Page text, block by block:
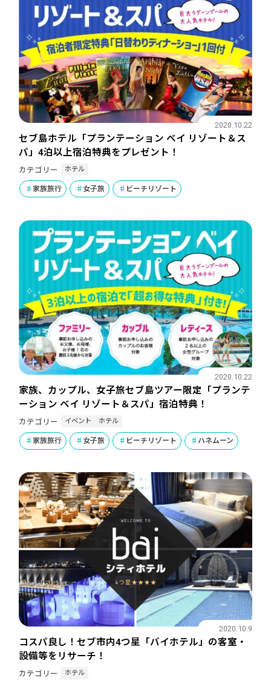
セブ島ホテル「プランテーション ベイ リゾート＆ス
パ」4泊以上宿泊特典をプレゼント！
2020.10.22
カテゴリー ホテル
家族旅行 女子旅 ビーチリゾート
家族、カップル、女子旅セブ島ツアー限定「プランテ
ーション ベイ リゾート＆スパ」宿泊特典！
2020.10.22
カテゴリー イベント ホテル
家族旅行 女子旅 ビーチリゾート ハネムーン
コスパ良し！セブ市内4つ星「バイホテル」の客室・
設備等をリサーチ！
2020.10.9
カテゴリー ホテル